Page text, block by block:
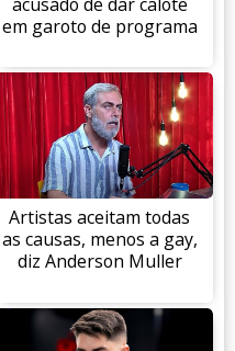
em garoto de programa
Artistas aceitam todas
as causas, menos a gay,
diz Anderson Muller